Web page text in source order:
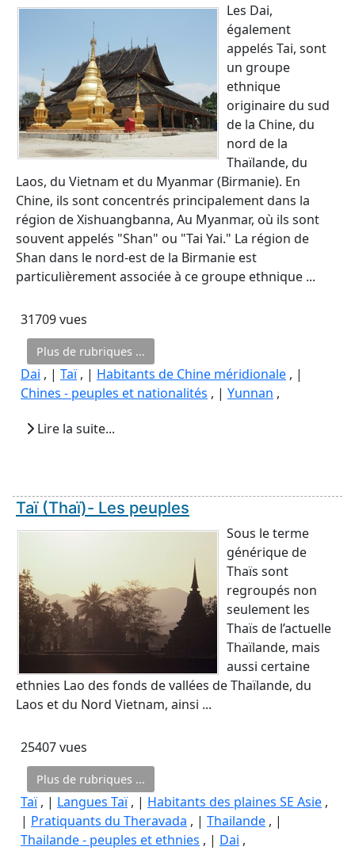
Les Dai,
également
appelés Tai, sont
un groupe
ethnique
originaire du sud
de la Chine, du
nord de la
Thaïlande, du
Laos, du Vietnam et du Myanmar (Birmanie). En
Chine, ils sont concentrés principalement dans la
région de Xishuangbanna, Au Myanmar, où ils sont
souvent appelés "Shan" ou "Tai Yai." La région de
Shan dans le nord-est de la Birmanie est
particulièrement associée à ce groupe ethnique ...
31709 vues
Plus de rubriques ...
Dai , | Taï, | Habitants de Chine méridionale , |
Chines - peuples et nationalités , | Yunnan ,
Lire la suite...
Taï (Thaï)- Les peuples
Sous le terme
générique de
Thaïs sont
regroupés non
seulement les
Thaïs de l’actuelle
Thaïlande, mais
aussi certaine
ethnies Lao des fonds de vallées de Thaïlande, du
Laos et du Nord Vietnam, ainsi ...
25407 vues
Plus de rubriques ...
Taï, | Langues Taï, | Habitants des plaines SE Asie ,
| Pratiquants du Theravada , | Thailande , |
Thailande - peuples et ethnies , | Dai ,